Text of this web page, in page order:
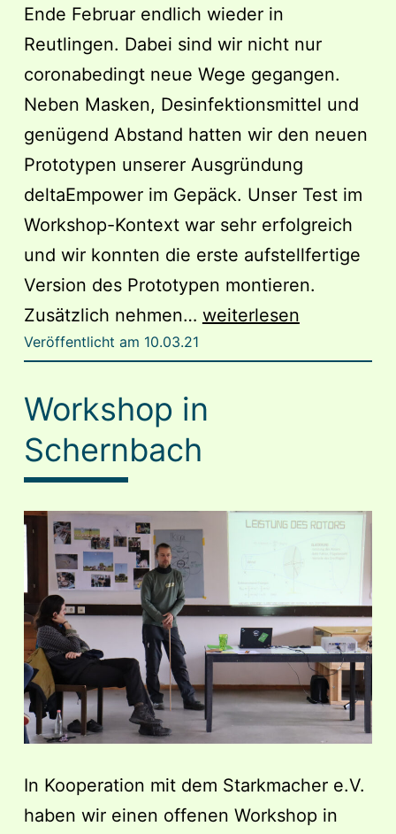
Ende Februar endlich wieder in
Reutlingen. Dabei sind wir nicht nur
coronabedingt neue Wege gegangen.
Neben Masken, Desinfektionsmittel und
genügend Abstand hatten wir den neuen
Prototypen unserer Ausgründung
deltaEmpower im Gepäck. Unser Test im
Workshop-Kontext war sehr erfolgreich
und wir konnten die erste aufstellfertige
Version des Prototypen montieren.
Zusätzlich nehmen… Wiederankunft
weiterlesen
Veröffentlicht am 10.03.21
Workshop in
Schernbach
In Kooperation mit dem Starkmacher e.V.
haben wir einen offenen Workshop in